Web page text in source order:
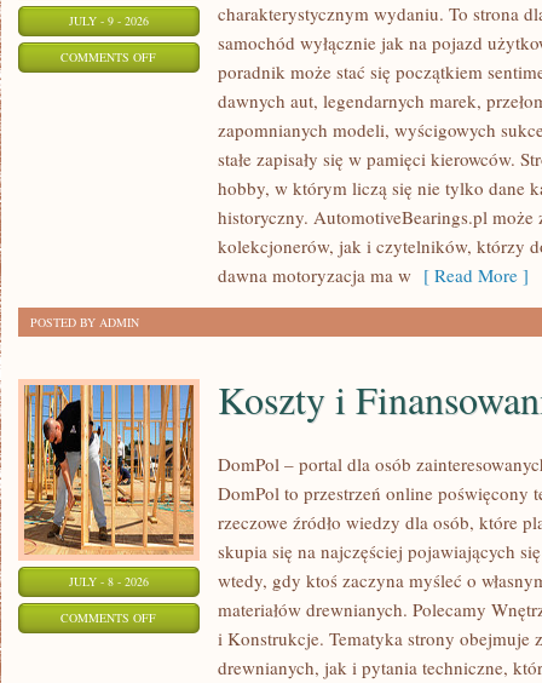
JULY - 9 - 2026
COMMENTS OFFON
SAMOCHODY
charakterystycznym wydaniu. To strona
samochód wyłącznie jak na pojazd
poradnik może stać się początkiem
dawnych aut, legendarnych marek,
zapomnianych modeli, wyścigowych
stałe zapisały się w pamięci kierowców.
hobby, w którym liczą się nie tylko dane
historyczny. AutomotiveBearings.pl może
kolekcjonerów, jak i czytelników, którzy
dawna motoryzacja ma w [ Read More ]
POSTED BY ADMIN
JULY - 8 - 2026
COMMENTS OFFON
Koszty i
DomPol – portal dla osób
DomPol to przestrzeń online poświęcony
rzeczowe źródło wiedzy dla osób, które
skupia się na najczęściej pojawiających
wtedy, gdy ktoś zaczyna myśleć o
materiałów drewnianych. Polecamy
i Konstrukcje. Tematyka strony obejmuje
drewnianych, jak i pytania techniczne,